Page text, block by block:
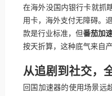
在海外没国内银行卡就抓
用卡，海外支付无障碍。
款是行业标准，但番茄加
按天折算，这种底气来自产
从追剧到社交，
回国加速器的使用场景远